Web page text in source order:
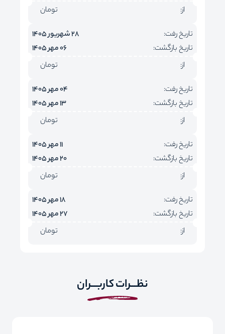
از:
تومان
تاریخ رفت:
28 شهریور 1405
تاریخ بازگشت:
06 مهر 1405
از:
تومان
تاریخ رفت:
04 مهر 1405
تاریخ بازگشت:
13 مهر 1405
از:
تومان
تاریخ رفت:
11 مهر 1405
تاریخ بازگشت:
20 مهر 1405
از:
تومان
تاریخ رفت:
18 مهر 1405
تاریخ بازگشت:
27 مهر 1405
از:
تومان
نظـــرات کاربـــران